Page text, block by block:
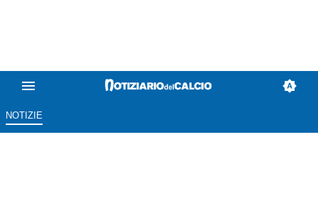
NOTIZIE